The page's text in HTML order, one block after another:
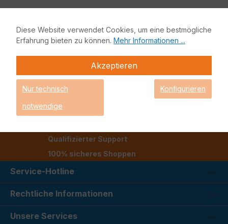
Schnelle und zuverlässige Lieferung
Qualifizierter Support
100% sicheres Shoppen
Service-Hotline
Rechtliche Informationen
Unsere Services
Diese Website verwendet Cookies, um eine bestmögliche
Erfahrung bieten zu können. Mehr Informationen ...
Akzeptieren
Nur technisch
notwendige
Konfigurieren